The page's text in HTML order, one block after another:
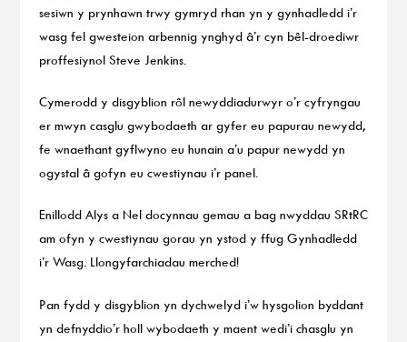
sesiwn y prynhawn trwy gymryd rhan yn y gynhadledd i’r
wasg fel gwesteion arbennig ynghyd â’r cyn bêl-droediwr
proffesiynol Steve Jenkins.
Cymerodd y disgyblion rôl newyddiadurwyr o’r cyfryngau
er mwyn casglu gwybodaeth ar gyfer eu papurau newydd,
fe wnaethant gyflwyno eu hunain a’u papur newydd yn
ogystal â gofyn eu cwestiynau i’r panel.
Enillodd Alys a Nel docynnau gemau a bag nwyddau SRtRC
am ofyn y cwestiynau gorau yn ystod y ffug Gynhadledd
i’r Wasg. Llongyfarchiadau merched!
Pan fydd y disgyblion yn dychwelyd i’w hysgolion byddant
yn defnyddio’r holl wybodaeth y maent wedi’i chasglu yn